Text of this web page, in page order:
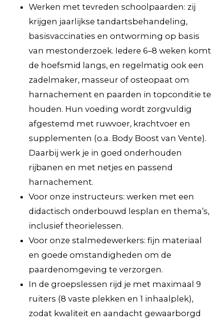
Werken met tevreden schoolpaarden: zij
krijgen jaarlijkse tandartsbehandeling,
basisvaccinaties en ontworming op basis
van mestonderzoek. Iedere 6–8 weken komt
de hoefsmid langs, en regelmatig ook een
zadelmaker, masseur of osteopaat om
harnachement en paarden in topconditie te
houden. Hun voeding wordt zorgvuldig
afgestemd met ruwvoer, krachtvoer en
supplementen (o.a. Body Boost van Vente).
Daarbij werk je in goed onderhouden
rijbanen en met netjes en passend
harnachement.
Voor onze instructeurs: werken met een
didactisch onderbouwd lesplan en thema’s,
inclusief theorielessen.
Voor onze stalmedewerkers: fijn materiaal
en goede omstandigheden om de
paardenomgeving te verzorgen.
In de groepslessen rijd je met maximaal 9
ruiters (8 vaste plekken en 1 inhaalplek),
zodat kwaliteit en aandacht gewaarborgd